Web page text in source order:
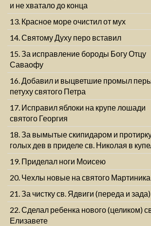
и не хватало до конца
13. Красное море очистил от мух
14. Святому Духу перо вставил
15. За исправление бороды Богу Отцу
Саваофу
16. Добавил и выцветшие промыл
петуху святого Петра
17. Исправил яблоки на крупе лошади
святого Георгия
18. За вымытые скипидаром и
голых дев в приделе св. Николая в
19. Приделал ноги Моисею
20. Чехлы новые на святого Мартиника
21. За чистку св. Ядвиги (переда и зада)
22. Сделал ребенка нового (целиком)
Елизавете